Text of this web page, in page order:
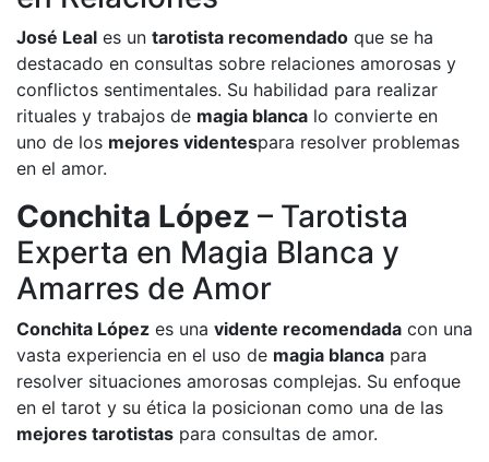
José Leal es un tarotista recomendado que se ha
destacado en consultas sobre relaciones amorosas y
conflictos sentimentales. Su habilidad para realizar
rituales y trabajos de magia blanca lo convierte en
uno de los mejores videntespara resolver problemas
en el amor.
Conchita López – Tarotista
Experta en Magia Blanca y
Amarres de Amor
Conchita López es una vidente recomendada con una
vasta experiencia en el uso de magia blanca para
resolver situaciones amorosas complejas. Su enfoque
en el tarot y su ética la posicionan como una de las
mejores tarotistas para consultas de amor.